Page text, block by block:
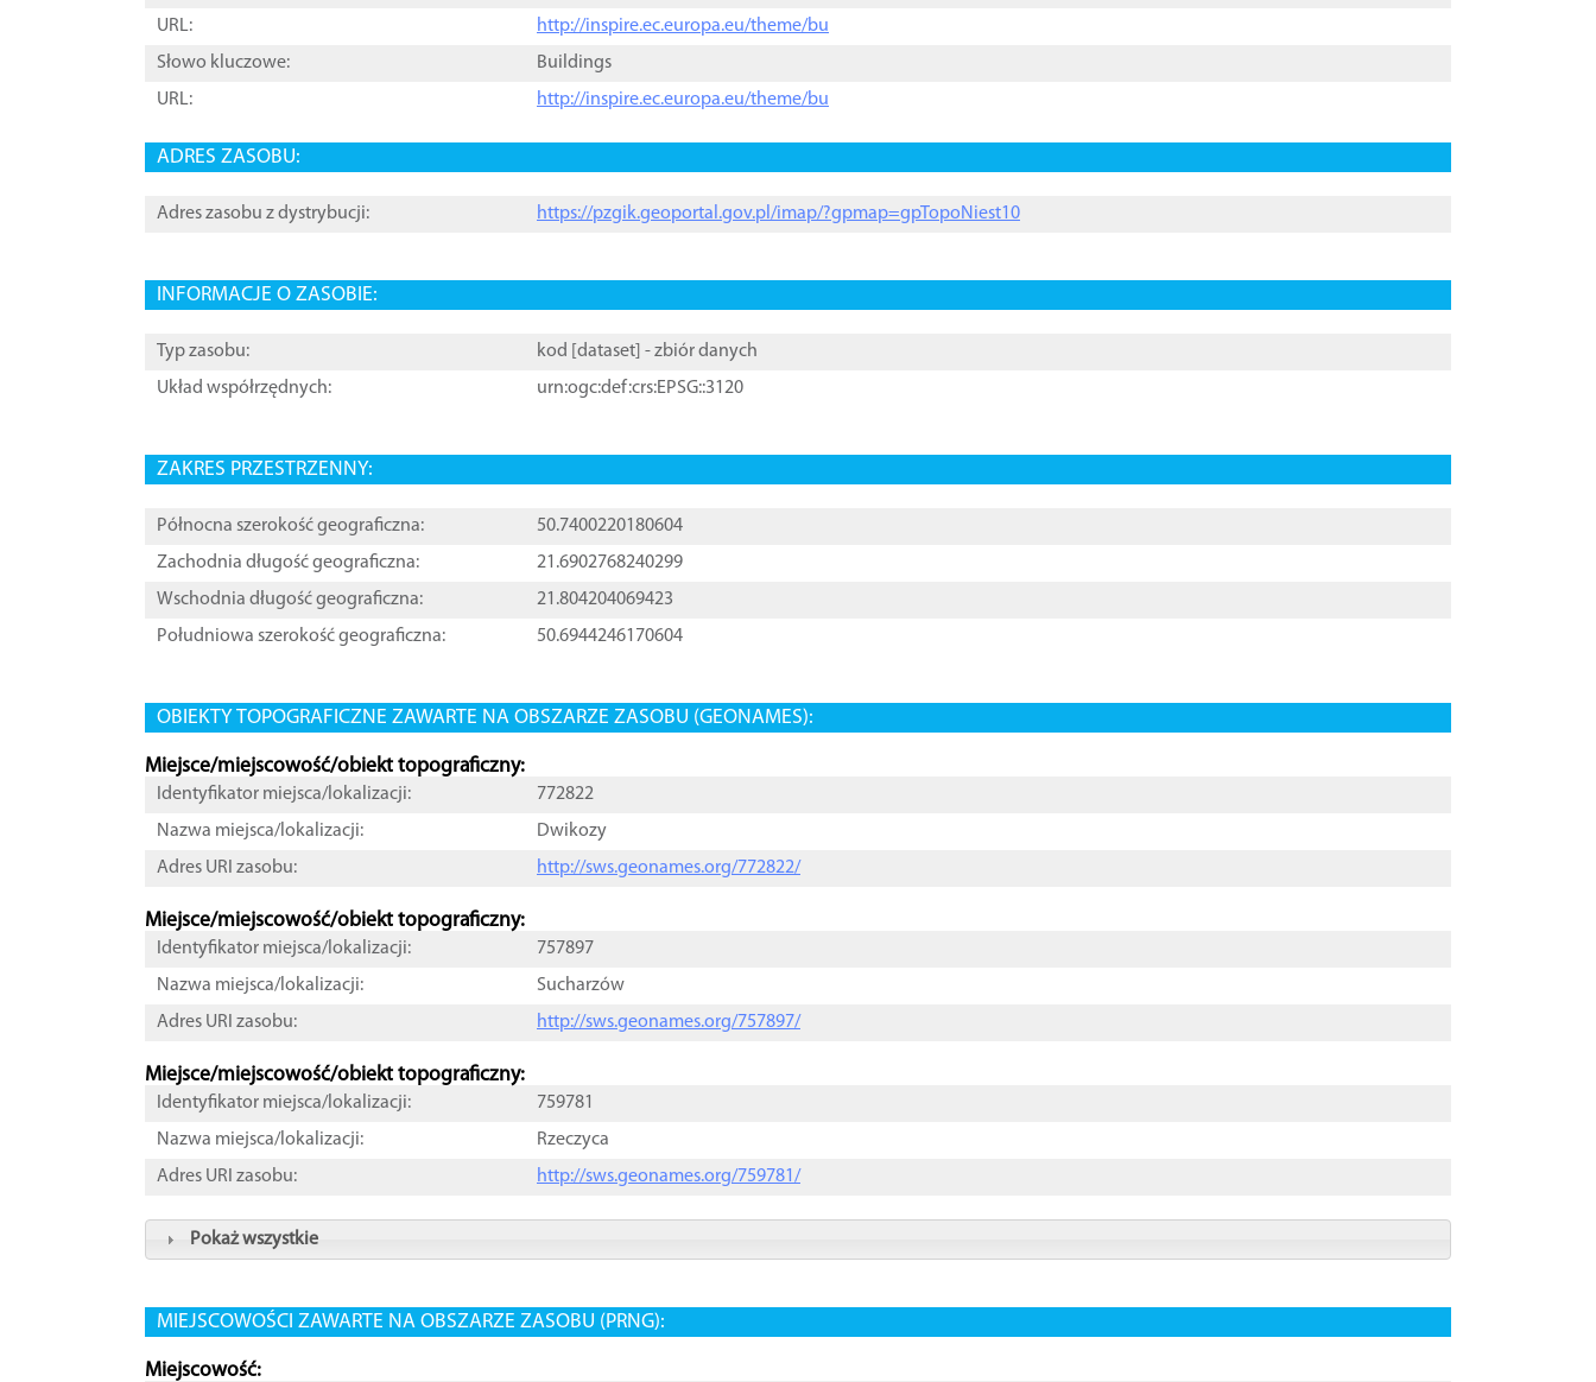
URL:
http://inspire.ec.europa.eu/theme/bu
Słowo kluczowe:
Buildings
URL:
http://inspire.ec.europa.eu/theme/bu
ADRES ZASOBU:
Adres zasobu z dystrybucji: https://pzgik.geoportal.gov.pl/imap/?gpmap=gpTopoNiest10
INFORMACJE O ZASOBIE:
Typ zasobu: kod [ dataset ] - zbiór danych
Układ współrzędnych:
urn:ogc:def:crs:EPSG::3120
ZAKRES PRZESTRZENNY:
Północna szerokość geograficzna:
50.7400220180604
Zachodnia długość geograficzna:
21.6902768240299
Wschodnia długość geograficzna:
21.804204069423
Południowa szerokość geograficzna:
50.6944246170604
OBIEKTY TOPOGRAFICZNE ZAWARTE NA OBSZARZE ZASOBU (GEONAMES):
Miejsce/miejscowość/obiekt topograficzny:
Identyfikator miejsca/lokalizacji:
772822
Nazwa miejsca/lokalizacji:
Dwikozy
Adres URI zasobu:
http://sws.geonames.org/772822/
Miejsce/miejscowość/obiekt topograficzny:
Identyfikator miejsca/lokalizacji:
757897
Nazwa miejsca/lokalizacji:
Sucharzów
Adres URI zasobu:
http://sws.geonames.org/757897/
Miejsce/miejscowość/obiekt topograficzny:
Identyfikator miejsca/lokalizacji:
759781
Nazwa miejsca/lokalizacji:
Rzeczyca
Adres URI zasobu:
http://sws.geonames.org/759781/
Pokaż wszystkie
MIEJSCOWOŚCI ZAWARTE NA OBSZARZE ZASOBU (PRNG):
Miejscowość: